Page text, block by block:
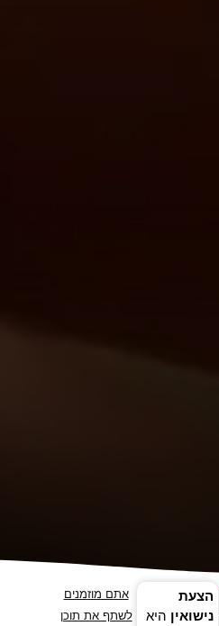
הצעת
נישואין היא
אתם מוזמנים
לשתף את תוכן